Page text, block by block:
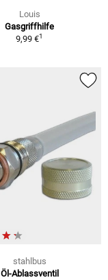
Louis
Gasgriffhilfe
9,99 €1
stahlbus
Öl-Ablassventil